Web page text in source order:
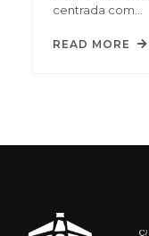
centrada com…
READ MORE